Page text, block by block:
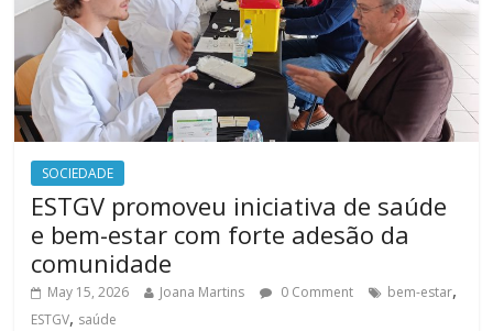
SOCIEDADE
ESTGV promoveu iniciativa de saúde
e bem-estar com forte adesão da
comunidade
May 15, 2026 Joana Martins 0 Comment bem-estar,
ESTGV, saúde